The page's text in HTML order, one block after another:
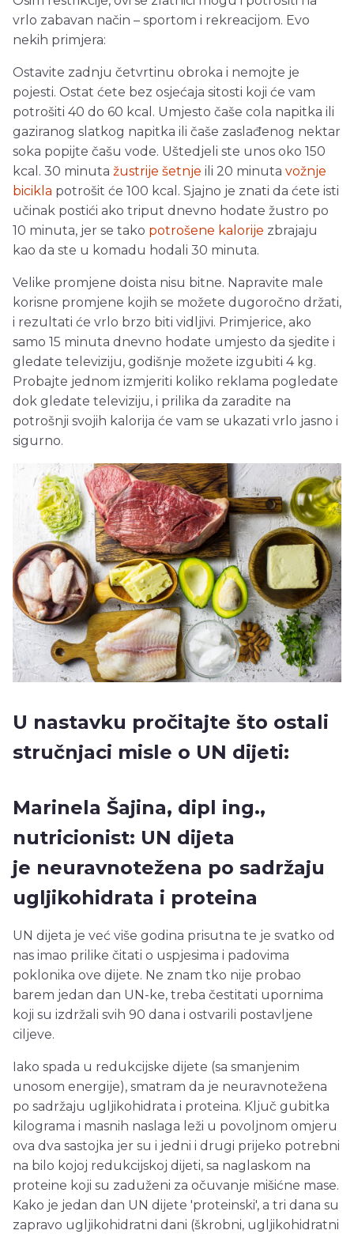
vrlo zabavan način – sportom i rekreacijom. Evo
nekih primjera:
Ostavite zadnju četvrtinu obroka i nemojte je
pojesti. Ostat ćete bez osjećaja sitosti koji će vam
potrošiti 40 do 60 kcal. Umjesto čaše cola napitka ili
gaziranog slatkog napitka ili čaše zaslađenog nektar
soka popijte čašu vode. Uštedjeli ste unos oko 150
kcal. 30 minuta žustrije šetnje ili 20 minuta vožnje
bicikla potrošit će 100 kcal. Sjajno je znati da ćete isti
učinak postići ako triput dnevno hodate žustro po
10 minuta, jer se tako potrošene kalorije zbrajaju
kao da ste u komadu hodali 30 minuta.
Velike promjene doista nisu bitne. Napravite male
korisne promjene kojih se možete dugoročno držati,
i rezultati će vrlo brzo biti vidljivi. Primjerice, ako
samo 15 minuta dnevno hodate umjesto da sjedite i
gledate televiziju, godišnje možete izgubiti 4 kg.
Probajte jednom izmjeriti koliko reklama pogledate
dok gledate televiziju, i prilika da zaradite na
potrošnji svojih kalorija će vam se ukazati vrlo jasno i
sigurno.
U nastavku pročitajte što ostali
stručnjaci misle o UN dijeti:
Marinela Šajina, dipl ing.,
nutricionist: UN dijeta
je neuravnotežena po sadržaju
ugljikohidrata i proteina
UN dijeta je već više godina prisutna te je svatko od
nas imao prilike čitati o uspjesima i padovima
poklonika ove dijete. Ne znam tko nije probao
barem jedan dan UN-ke, treba čestitati upornima
koji su izdržali svih 90 dana i ostvarili postavljene
ciljeve.
Iako spada u redukcijske dijete (sa smanjenim
unosom energije), smatram da je neuravnotežena
po sadržaju ugljikohidrata i proteina. Ključ gubitka
kilograma i masnih naslaga leži u povoljnom omjeru
ova dva sastojka jer su i jedni i drugi prijeko potrebni
na bilo kojoj redukcijskoj dijeti, sa naglaskom na
proteine koji su zaduženi za očuvanje mišićne mase.
Kako je jedan dan UN dijete 'proteinski', a tri dana su
zapravo ugljikohidratni dani (škrobni, ugljikohidratni